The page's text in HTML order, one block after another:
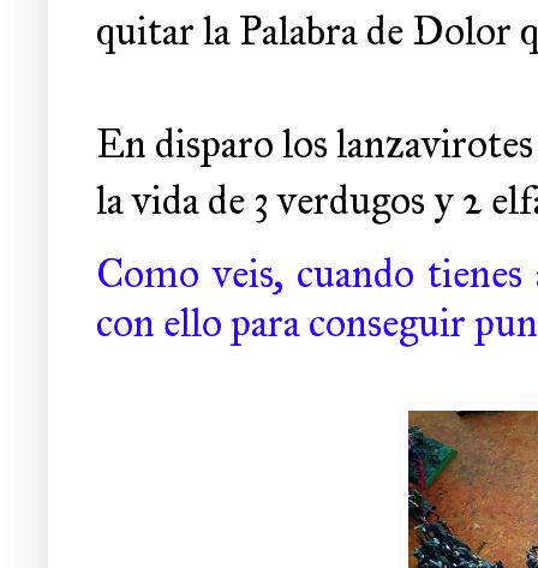
quitar la Palabra de Dolor
En disparo los
la vida de 3 verdugos y 2
Como veis, cuando
con ello para conseguir